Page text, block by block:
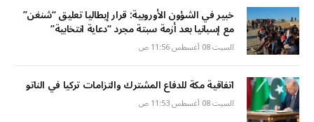
خبير في الشؤون الأوروبية: قرار إيطاليا تعليق “شنغن”
مع إسبانيا بعد أزمة سبتة مجرد “دعاية انتخابية”
السبت 08 أغسطس 11:56 ص
اتفاقية مكة للدفاع المشترك والتزامات تركيا في الناتو
السبت 08 أغسطس 11:53 ص